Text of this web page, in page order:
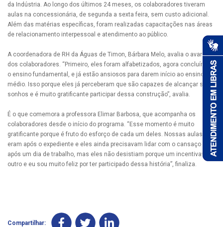
da Indústria. Ao longo dos últimos 24 meses, os colaboradores tiveram
aulas na concessionária, de segunda a sexta feira, sem custo adicional.
Além das matérias específicas, foram realizadas capacitações nas áreas
de relacionamento interpessoal e atendimento ao público.
A coordenadora de RH da Águas de Timon, Bárbara Melo, avalia o avanço
dos colaboradores. “Primeiro, eles foram alfabetizados, agora concluíram
o ensino fundamental, e já estão ansiosos para darem início ao ensino
médio. Isso porque eles já perceberam que são capazes de alcançar seus
sonhos e é muito gratificante participar dessa construção”, avalia.
É o que comemora a professora Elimar Barbosa, que acompanha os
colaboradores desde o início do programa. “Esse momento é muito
gratificante porque é fruto do esforço de cada um deles. Nossas aulas
eram após o expediente e eles ainda precisavam lidar com o cansaço
após um dia de trabalho, mas eles não desistiam porque um incentivava o
outro e eu sou muito feliz por ter participado dessa história”, finaliza.
Compartilhar: